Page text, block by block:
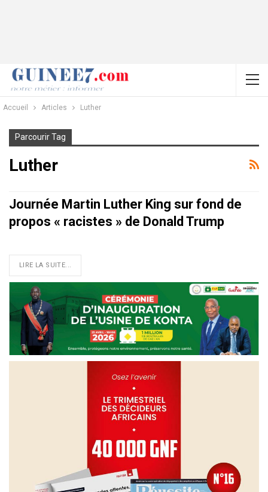
Accueil Articles Luther
Parcourir Tag
Luther
Journée Martin Luther King sur fond de
propos « racistes » de Donald Trump
LIRE LA SUITE...